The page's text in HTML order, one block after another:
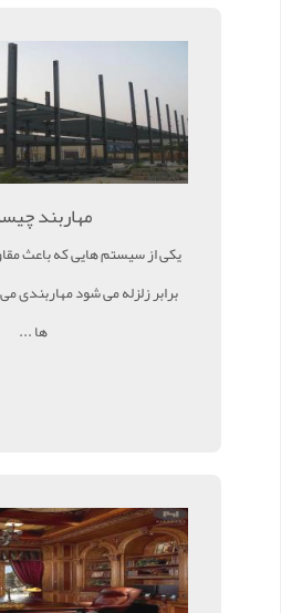
مهاربند
یکی از سیستم هایی که باعث
برابر زلزله می شود مهاربندی
ها ...